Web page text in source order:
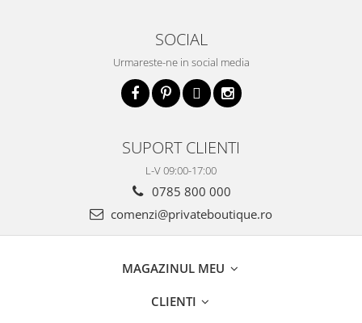
SOCIAL
Urmareste-ne in social media
SUPORT CLIENTI
L-V 09:00-17:00
0785 800 000
comenzi@privateboutique.ro
MAGAZINUL MEU
CLIENTI